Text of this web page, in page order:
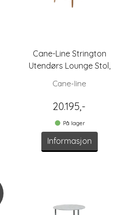
Cane-Line Strington
Utendørs Lounge Stol,
Cane-line
20.195,-
På lager
Informasjon